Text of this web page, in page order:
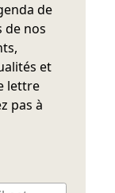
de
de nos
et
lettre
pas à